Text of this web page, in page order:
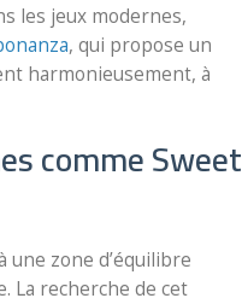
les jeux modernes,
, qui propose un
harmonieusement, à
comme Sweet
zone d’équilibre
La recherche de cet